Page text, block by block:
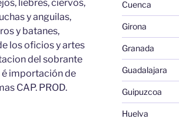
liebres, ciervos,
y anguilas,
y batanes,
los oficios y artes
del sobrante
é importación de
CAP. PROD.
Cuenca
Girona
Granada
Guadalajara
Guipuzcoa
Huelva